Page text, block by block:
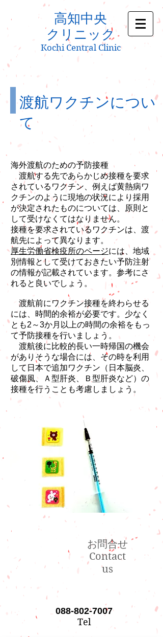
高知中央
クリニック
Kochi Central Clinic
渡航ワクチンについ
て
海外渡航のための予防接種
渡航する先であらかじめ接種を要求
されているワクチン、例えば黄熱病ワ
クチンのように現地の状況により採用
が決定されたものについては、原則と
して受けなくてはなりません。
接種を要求されているワクチンは、渡
航先によって異なります。
厚生労働省検疫所のページには、地域
別情報として受けておきたい予防注射
の情報が記載されています。参考にさ
れると良いでしょう。
渡航前にワクチン接種を終わらせる
には、時間的余裕が必要です。少なく
とも2～3か月以上の時間の余裕をもっ
て予防接種を行いましょう。
渡航後に比較的長い一時帰国の機会
がありそうな場合には、その時を利用
して日本で追加ワクチン（日本脳炎、
破傷風、Ａ型肝炎、Ｂ型肝炎など）の
接種を行うことも考慮しましょう。
お問合せ
Contact
us
088-802-7007
Tel